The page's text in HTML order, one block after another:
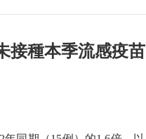
接種本季流感疫苗